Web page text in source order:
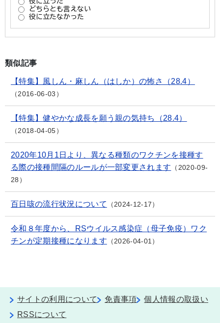
類似記事
【特集】風しん・麻しん（はしか）の怖さ（28.4）
2016-06-03
【特集】健やかな成長を願う親の気持ち（28.4）
2018-04-05
2020年10月1日より、異なる種類のワクチンを接種す
る際の接種間隔のルールが一部変更されます
2020-09-
28
百日咳の流行状況について 2024-12-17
令和８年度から、RSウイルス感染症（母子免疫）ワク
チンが定期接種になります
2026-04-01
サイトの利用について 免責事項
個人情報の取扱い
RSSについて